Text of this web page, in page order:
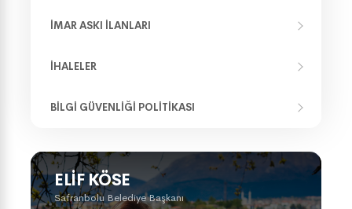
İMAR ASKI İLANLARI
İHALELER
BILGI GÜVENLIĞI POLITIKASI
ELIF KÖSE
Safranbolu Belediye Başkanı